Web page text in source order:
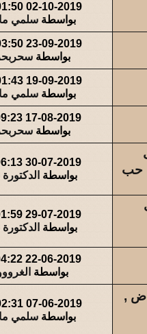
02-10-2019
AM
بواسطة سلمي
23-09-2019
AM
بواسطة
19-09-2019
AM
بواسطة سلمي
17-08-2019
PM
بواسطة
30-07-2019
PM
بواسطة الدكتورة
29-07-2019
PM
بواسطة الدكتورة
22-06-2019
PM
بواسطة
,
07-06-2019
AM
بواسطة سلمي